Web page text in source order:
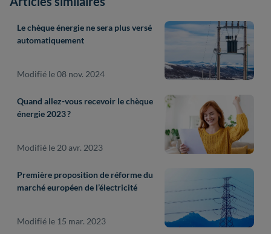
Le chèque énergie ne sera plus versé
automatiquement
Modifié le 08 nov. 2024
Quand allez-vous recevoir le chèque
énergie 2023 ?
Modifié le 20 avr. 2023
Première proposition de réforme du
marché européen de l’électricité
Modifié le 15 mar. 2023